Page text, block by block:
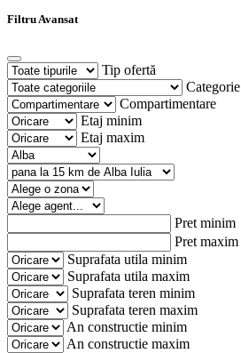
Filtru Avansat
Tip ofertă
Categorie
Compartimentare
Etaj minim
Etaj maxim
Pret minim
Pret maxim
Suprafata utila minim
Suprafata utila maxim
Suprafata teren minim
Suprafata teren maxim
An constructie minim
An constructie maxim